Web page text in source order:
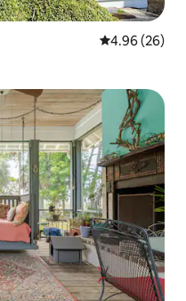
Meánrátáil
4.96 (26)